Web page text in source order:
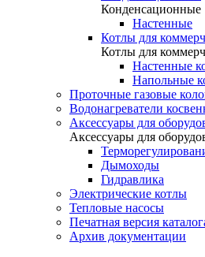
Конденсационные
Настенные
Котлы для
Котлы для
Настенные
Напольные
Проточные газовые
Водонагреватели
Аксессуары для
Аксессуары для
Дымоходы
Гидравлика
Электрические котлы
Тепловые насосы
Печатная версия
Архив документации